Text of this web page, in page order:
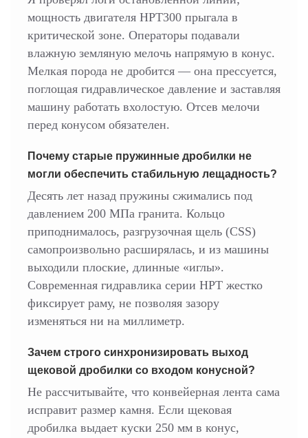
мощность двигателя HPT300 прыгала в
критической зоне. Операторы подавали
влажную земляную мелочь напрямую в конус.
Мелкая порода не дробится — она прессуется,
поглощая гидравлическое давление и заставляя
машину работать вхолостую. Отсев мелочи
перед конусом обязателен.
Почему старые пружинные дробилки не
могли обеспечить стабильную лещадность?
Десять лет назад пружины сжимались под
давлением 200 МПа гранита. Кольцо
приподнималось, разгрузочная щель (CSS)
самопроизвольно расширялась, и из машины
выходили плоские, длинные «иглы».
Современная гидравлика серии HPT жестко
фиксирует раму, не позволяя зазору
изменяться ни на миллиметр.
Зачем строго синхронизировать выход
щековой дробилки со входом конусной?
Не рассчитывайте, что конвейерная лента сама
исправит размер камня. Если щековая
дробилка выдает куски 250 мм в конус,